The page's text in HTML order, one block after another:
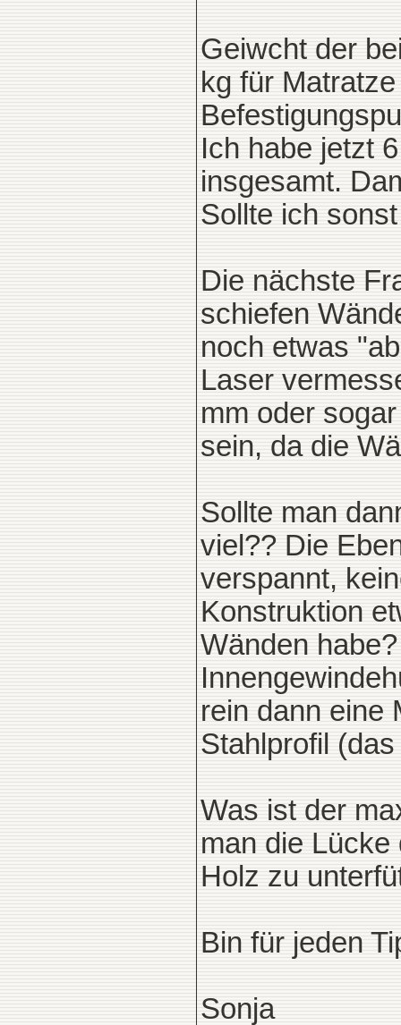
Geiwcht der
kg für
Ich habe jetzt
insgesamt.
Sollte ich
Die nächste
schiefen
noch etwas
Laser
mm oder
sein, da die
Sollte man
viel?? Die
verspannt,
Konstruktion
Wänden
rein dann eine
Stahlprofil
Was ist der
man die
Holz zu
Bin für jeden
Sonja